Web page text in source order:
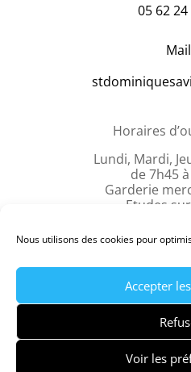
Nous utilisons des cookies pour
Accepter
Voir les
05 62
Horaires
Lundi, Mardi,
de 7h45
Garderie
Etudes
Ecole St Dominique Savio –